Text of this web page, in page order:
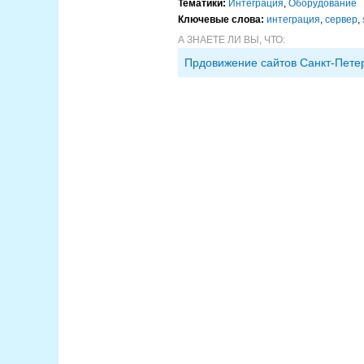
Тематики: Интеграция, Оборудование
Ключевые слова: интеграция, сервер,
А ЗНАЕТЕ ЛИ ВЫ, ЧТО:
Прдовижение сайтов Санкт-